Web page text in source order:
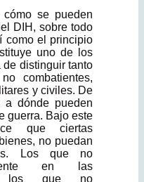
se pueden
DIH, sobre todo
como el principio
uno de los
de distinguir tanto
combatientes,
y civiles. De
a dónde pueden
guerra. Bajo este
que ciertas
no puedan
Los que no
en las
los que no